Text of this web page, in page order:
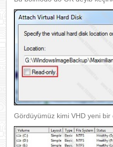
Gördüyümüz kimi VHD yeni bir